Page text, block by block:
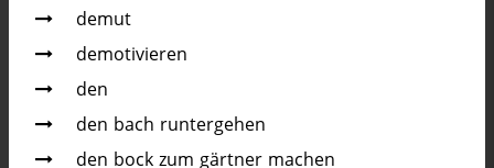
demut
demotivieren
den
den bach runtergehen
den bock zum gärtner machen